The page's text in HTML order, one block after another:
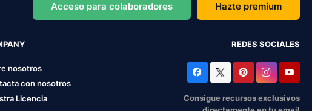
Acceso para colaboradores Hazte premium
nosotros
con nosotros
Licencia
REDES SOCIALES
Consigue recursos exclusivos